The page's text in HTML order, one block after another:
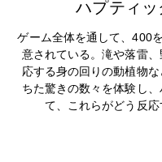
ハプティッ
ゲーム全体を通して、400
意されている。滝や落雷
応する身の回りの動植物
ちた驚きの数々を体験し
て、これらがどう反応